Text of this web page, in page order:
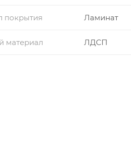
покрытия Ламинат
материал ЛДСП